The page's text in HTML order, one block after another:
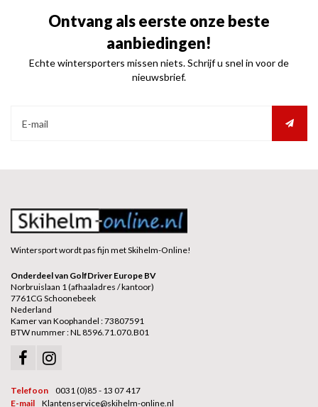
Ontvang als eerste onze beste
aanbiedingen!
Echte wintersporters missen niets. Schrijf u snel in voor de
nieuwsbrief.
Wintersport wordt pas fijn met Skihelm-Online!
Onderdeel van GolfDriver Europe BV
Norbruislaan 1 (afhaaladres / kantoor)
7761CG Schoonebeek
Nederland
Kamer van Koophandel : 73807591
BTW nummer : NL 8596.71.070.B01
Telefoon
0031 (0)85 - 13 07 417
E-mail
Klantenservice@skihelm-online.nl